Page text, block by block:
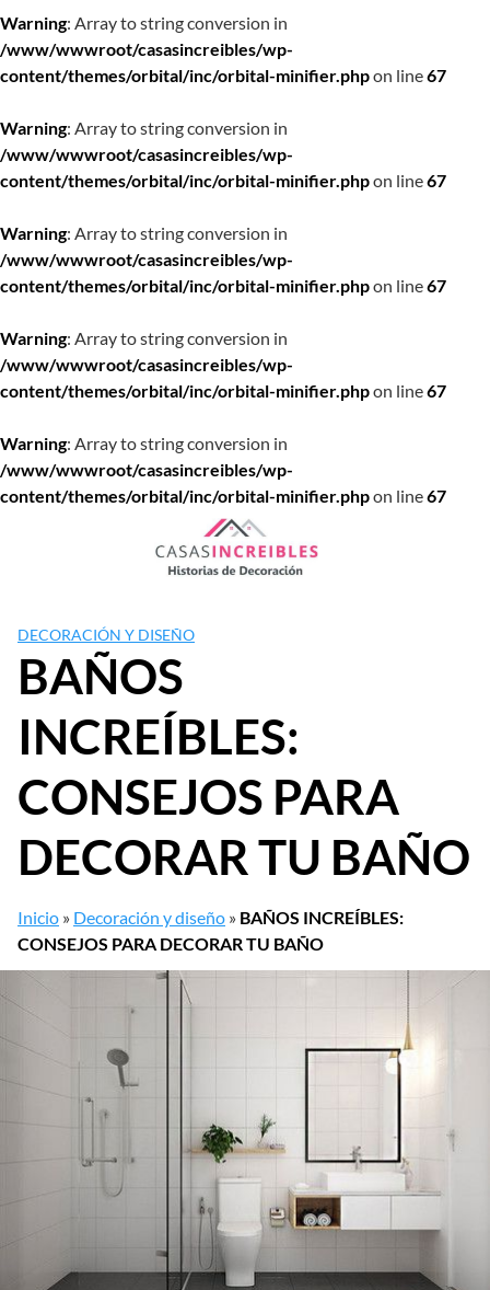
Warning: Array to string conversion in
/www/wwwroot/casasincreibles/wp-
content/themes/orbital/inc/orbital-minifier.phpon line67
Warning: Array to string conversion in
/www/wwwroot/casasincreibles/wp-
content/themes/orbital/inc/orbital-minifier.phpon line67
Warning: Array to string conversion in
/www/wwwroot/casasincreibles/wp-
content/themes/orbital/inc/orbital-minifier.phpon line67
Warning: Array to string conversion in
/www/wwwroot/casasincreibles/wp-
content/themes/orbital/inc/orbital-minifier.phpon line67
Warning: Array to string conversion in
/www/wwwroot/casasincreibles/wp-
content/themes/orbital/inc/orbital-minifier.phpon line67
DECORACIÓN Y DISEÑO
BAÑOS
INCREÍBLES:
CONSEJOS PARA
DECORAR TU BAÑO
Inicio » Decoración y diseño » BAÑOS INCREÍBLES:
CONSEJOS PARA DECORAR TU BAÑO